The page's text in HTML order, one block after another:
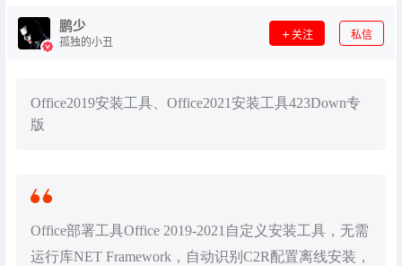
鹏少
孤独的小丑
关注 私信
Office2019安装工具、Office2021安装工具423Down专
版
Office部署工具Office 2019-2021自定义安装工具，无需
运行库NET Framework，自动识别C2R配置离线安装，